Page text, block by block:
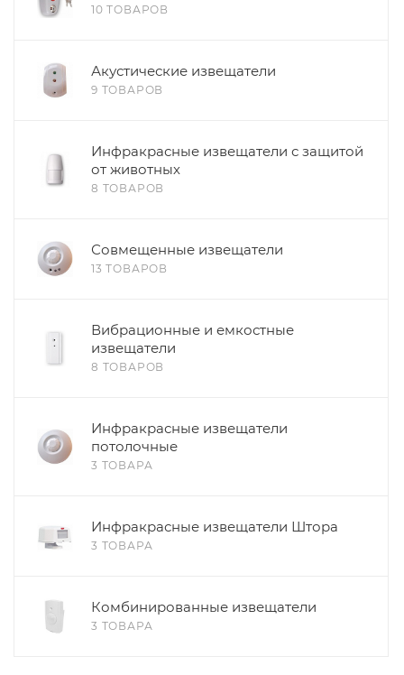
10 ТОВАРОВ
Акустические извещатели
9 ТОВАРОВ
Инфракрасные извещатели с защитой
от животных
8 ТОВАРОВ
Совмещенные извещатели
13 ТОВАРОВ
Вибрационные и емкостные
извещатели
8 ТОВАРОВ
Инфракрасные извещатели
потолочные
3 ТОВАРА
Инфракрасные извещатели Штора
3 ТОВАРА
Комбинированные извещатели
3 ТОВАРА